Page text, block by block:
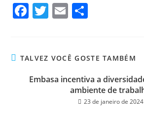
Fa
ok
T
er
E
TALVEZ VOCÊ GOSTE TAMBÉM
Embasa incentiva a
ambiente de
23 de janeiro de 2024